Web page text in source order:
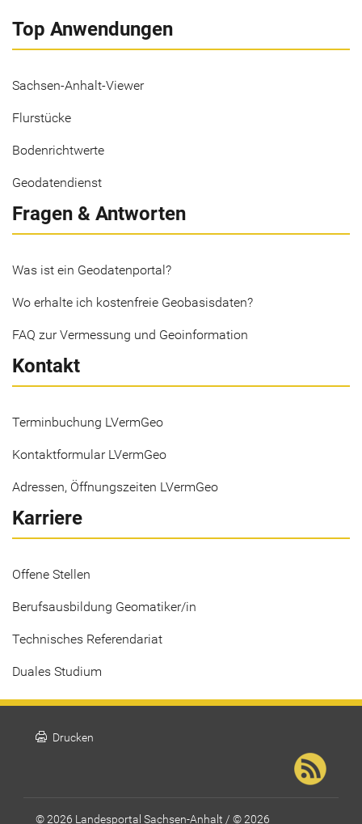
Top Anwendungen
Sachsen-Anhalt-Viewer
Flurstücke
Bodenrichtwerte
Geodatendienst
Fragen & Antworten
Was ist ein Geodatenportal?
Wo erhalte ich kostenfreie Geobasisdaten?
FAQ zur Vermessung und Geoinformation
Kontakt
Terminbuchung LVermGeo
Kontaktformular LVermGeo
Adressen, Öffnungszeiten LVermGeo
Karriere
Offene Stellen
Berufsausbildung Geomatiker/in
Technisches Referendariat
Duales Studium
print Drucken
© 2026 Landesportal Sachsen-Anhalt / © 2026